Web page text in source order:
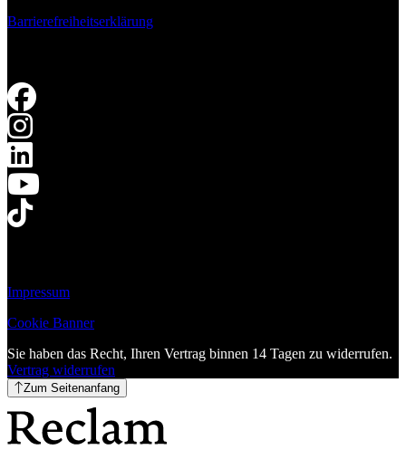
Barrierefreiheitserklärung
Impressum
Cookie Banner
Sie haben das Recht, Ihren Vertrag binnen 14 Tagen zu widerrufen.
Vertrag widerrufen
Zum Seitenanfang